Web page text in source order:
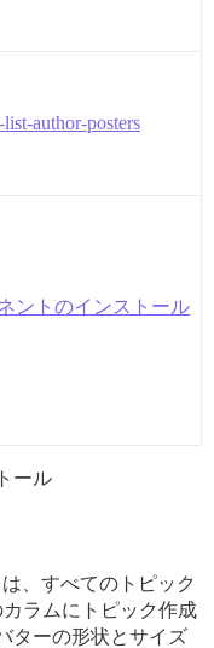
author-posters
ントのインストール
ール
、すべてのトピック
ラムにトピック作成
ターの形状とサイズ